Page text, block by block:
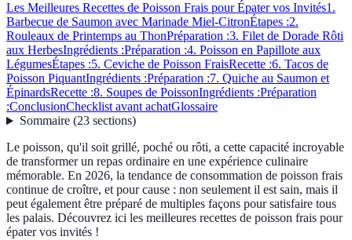
Les Meilleures Recettes de Poisson Frais pour Épater vos Invités1.
Barbecue de Saumon avec Marinade Miel-CitronÉtapes :2.
Rouleaux de Printemps au ThonPréparation :3. Filet de Dorade Rôti
aux HerbesIngrédients :Préparation :4. Poisson en Papillote aux
LégumesÉtapes :5. Ceviche de Poisson FraisRecette :6. Tacos de
Poisson PiquantIngrédients :Préparation :7. Quiche au Saumon et
ÉpinardsRecette :8. Soupes de PoissonIngrédients :Préparation
:ConclusionChecklist avant achatGlossaire
Sommaire(23 sections)
Le poisson, qu'il soit grillé, poché ou rôti, a cette capacité incroyable
de transformer un repas ordinaire en une expérience culinaire
mémorable. En 2026, la tendance de consommation de poisson frais
continue de croître, et pour cause : non seulement il est sain, mais il
peut également être préparé de multiples façons pour satisfaire tous
les palais. Découvrez ici les meilleures recettes de poisson frais pour
épater vos invités !